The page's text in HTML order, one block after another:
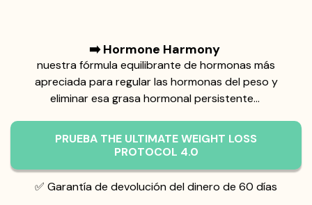
➡️ Hormone Harmony
nuestra fórmula equilibrante de hormonas más
apreciada para regular las hormonas del peso y
eliminar esa grasa hormonal persistente…
PRUEBA THE ULTIMATE WEIGHT LOSS
PROTOCOL 4.0
✅ Garantía de devolución del dinero de 60 días